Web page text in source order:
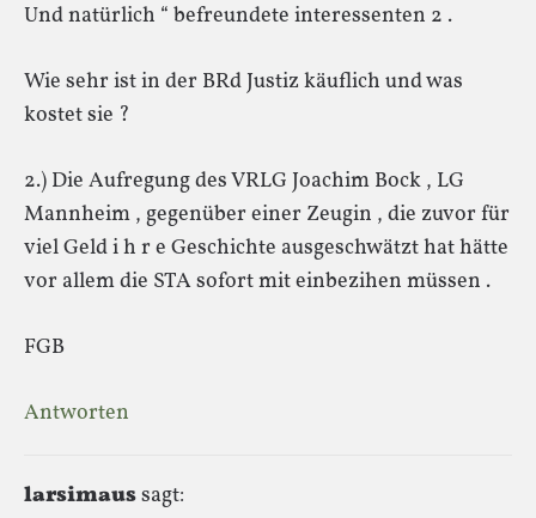
Und natürlich “ befreundete interessenten 2 .
Wie sehr ist in der BRd Justiz käuflich und was
kostet sie ?
2.) Die Aufregung des VRLG Joachim Bock , LG
Mannheim , gegenüber einer Zeugin , die zuvor für
viel Geld i h r e Geschichte ausgeschwätzt hat hätte
vor allem die STA sofort mit einbezihen müssen .
FGB
Antworten
larsimaussagt: